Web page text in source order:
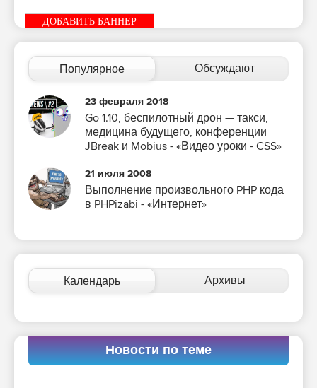
ДОБАВИТЬ БАННЕР
Популярное Обсуждают
23 февраля 2018
Go 1.10, беспилотный дрон — такси,
медицина будущего, конференции
JBreak и Mobius - «Видео уроки - CSS»
21 июля 2008
Выполнение произвольного PHP кода
в PHPizabi - «Интернет»
Календарь Архивы
Новости по теме